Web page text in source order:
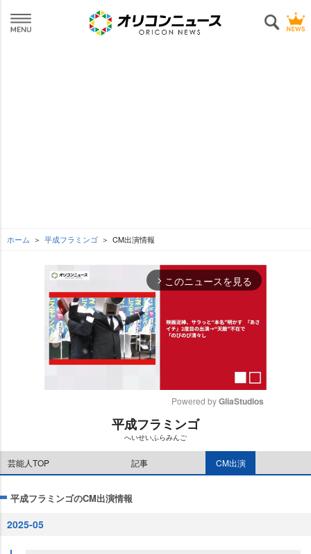
ホーム 平成フラミンゴ CM出演情報
arrow_forward_ios このニュースを見る
e
Powered by GliaStudios
平成フラミンゴ
へいせいふらみんご
芸能人TOP 記事 CM出演
平成フラミンゴのCM出演情報
2025-05